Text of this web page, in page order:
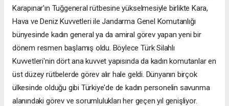
Karapınar'ın Tuğgeneral rütbesine yükselmesiyle birlikte Kara,
Hava ve Deniz Kuvvetleri ile Jandarma Genel Komutanlığı
bünyesinde kadın general ya da amiral görev yapan yeni bir
dönem resmen başlamış oldu. Böylece Türk Silahlı
Kuvvetleri'nin dört ana kuvvet yapısında da kadın komutanlar en
üst düzey rütbelerde görev alır hale geldi. Dünyanın birçok
ülkesinde olduğu gibi Türkiye'de de kadın personelin savunma
alanındaki görev ve sorumlulukları her geçen yıl genişliyor.